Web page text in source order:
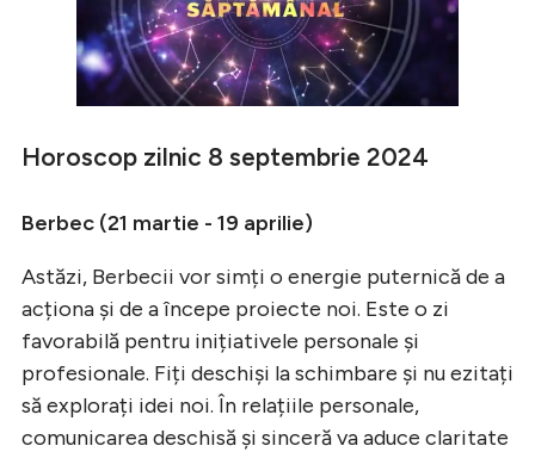
Horoscop zilnic 8 septembrie 2024
Berbec (21 martie - 19 aprilie)
Astăzi, Berbecii vor simți o energie puternică de a
acționa și de a începe proiecte noi. Este o zi
favorabilă pentru inițiativele personale și
profesionale. Fiți deschiși la schimbare și nu ezitați
să explorați idei noi. În relațiile personale,
comunicarea deschisă și sinceră va aduce claritate